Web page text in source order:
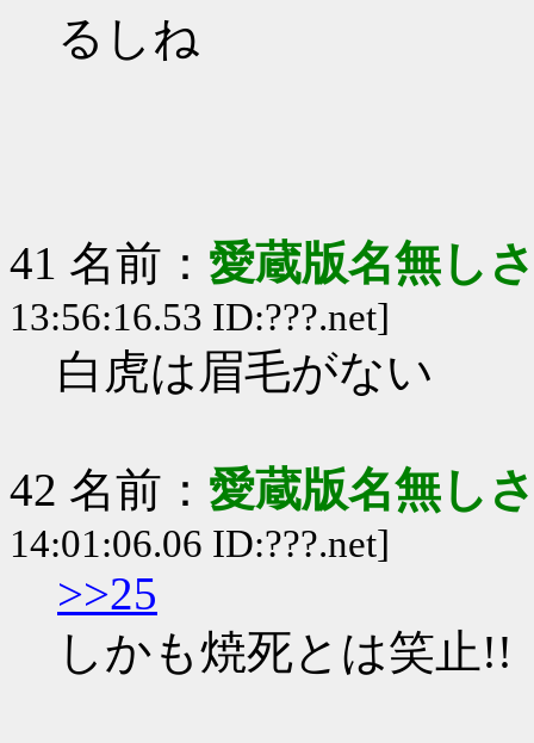
るしね
41 名前： 愛蔵版名無し
13:56:16.53 ID:???.net]
白虎は眉毛がない
42 名前： 愛蔵版名無し
14:01:06.06 ID:???.net]
>>25
しかも焼死とは笑止!!